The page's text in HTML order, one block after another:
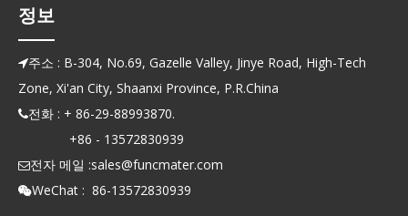
정보
주소 : B-304, No.69, Gazelle Valley, Jinye Road, High-Tech
Zone, Xi'an City, Shaanxi Province, P.R.China
전화 : + 86-29-88993870.
+86 - 13572830939
전자 메일 :sales@funcmater.com
WeChat : 86-13572830939